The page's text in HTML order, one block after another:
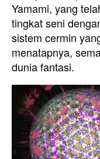
Yamami, yang
tingkat seni
sistem cermin
menatapnya,
dunia fantasi.